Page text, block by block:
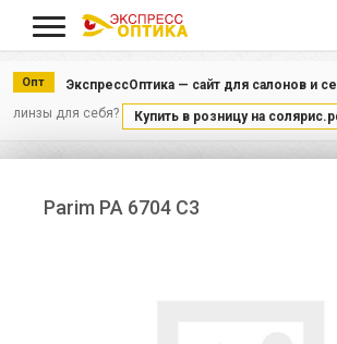
Опт ЭкспрессОптика — сайт для салонов и
линзы для себя?
Купить в розницу на
Parim PA 6704 C3